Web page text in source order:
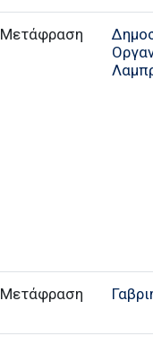
Μετάφραση
Μετάφραση